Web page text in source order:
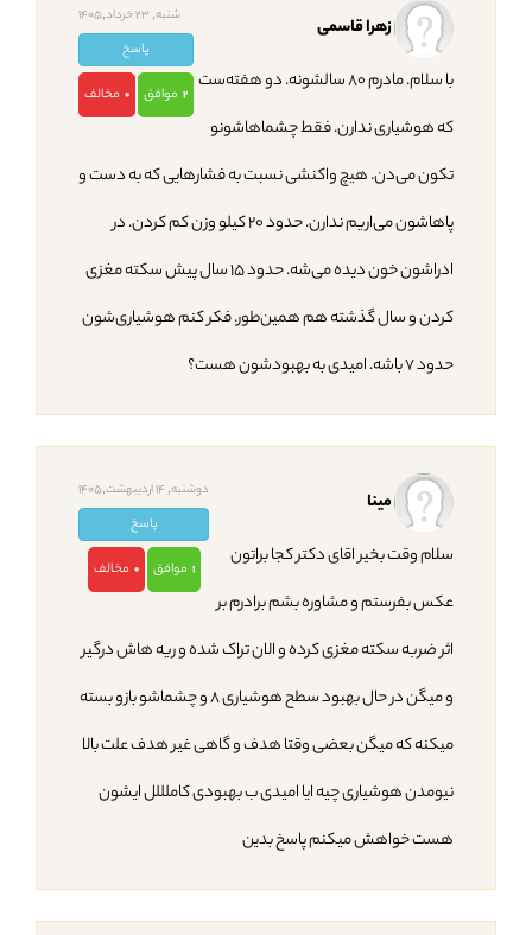
شنبه, 23 خرداد,1405
پاسخ
2 موافق 0 مخالف
زهرا قاسمی
با سلام. مادرم ۸۰ سالشونه. دو هفته‌ست
که هوشیاری ندارن. فقط چشماهاشونو
تکون می‌دن. هیچ واکنشی نسبت به فشارهایی که به دست و
پاهاشون می‌اریم ندارن. حدود ۲۰ کیلو وزن کم کردن. در
ادراشون خون دیده می‌شه. حدود ۱۵ سال پیش سکته مغزی
کردن و سال گذشته هم همین‌طور. فکر کنم هوشیاری‌شون
حدود ۷ باشه. امیدی به بهبودشون هست؟
دوشنبه, 14 اردیبهشت,1405
پاسخ
1 موافق 0 مخالف
مینا
سلام وقت بخیر اقای دکتر کجا براتون
عکس بفرستم و مشاوره بشم برادرم بر
اثر ضربه سکته مغزی کرده و الان تراک شده و ریه هاش درگیر
و میگن در حال بهبود سطح هوشیاری ۸ و چشماشو بازو بسته
میکنه که میگن بعضی وقتا هدف و گاهی غیر هدف علت بالا
نیومدن هوشیاری چیه ایا امیدی ب بهبودی کاملللل ایشون
هست خواهش میکنم پاسخ بدین